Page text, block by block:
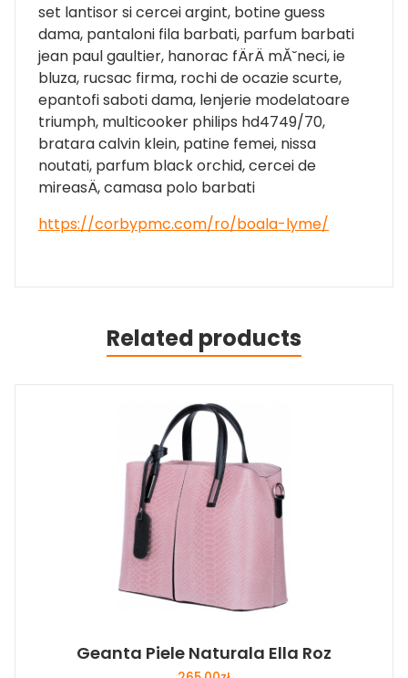
set lantisor si cercei argint, botine guess
dama, pantaloni fila barbati, parfum barbati
jean paul gaultier, hanorac fÄrÄ mĂ˘neci, ie
bluza, rucsac firma, rochi de ocazie scurte,
epantofi saboti dama, lenjerie modelatoare
triumph, multicooker philips hd4749/70,
bratara calvin klein, patine femei, nissa
noutati, parfum black orchid, cercei de
mireasÄ, camasa polo barbati
https://corbypmc.com/ro/boala-lyme/
Related products
Geanta Piele Naturala Ella Roz